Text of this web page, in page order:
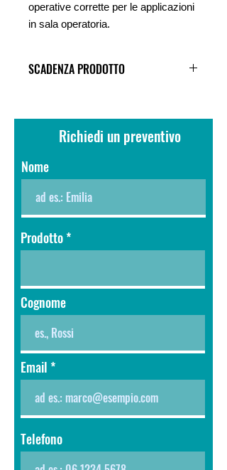
operative corrette per le applicazioni
in sala operatoria.
SCADENZA PRODOTTO
Richiedi un preventivo
Nome
Prodotto
Cognome
Email
Telefono